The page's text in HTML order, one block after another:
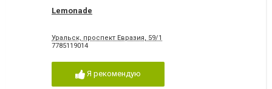
Lemonade
Уральск, проспект Евразия, 59/1
7785119014
Я рекомендую